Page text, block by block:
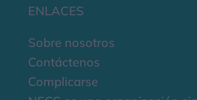
ENLACES
Sobre nosotros
Contáctenos
Complicarse